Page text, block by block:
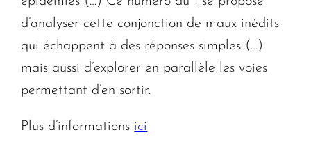
d’analyser cette conjonction de maux inédits
qui échappent à des réponses simples (…)
mais aussi d’explorer en parallèle les voies
permettant d’en sortir.
Plus d’informations ici